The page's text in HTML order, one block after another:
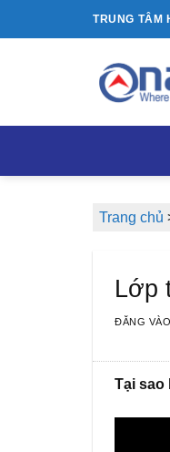
TRUNG TÂM
Trang chủ
Lớp
ĐĂNG
Tại sao